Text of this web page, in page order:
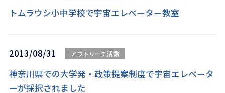
トムラウシ小中学校で宇宙エレベーター教室
2013/08/31 アウトリーチ活動
神奈川県での大学発・政策提案制度で宇宙エレベータ
ーが採択されました